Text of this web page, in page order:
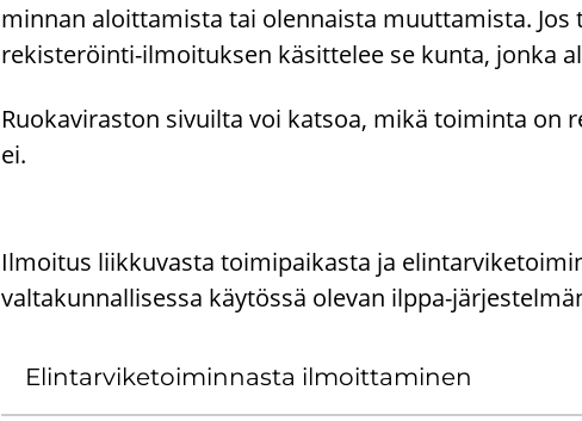
min­nan aloit­ta­mis­ta tai olen­nais­ta muut­ta­mis­ta.
rekisteröinti-​ilmoituksen kä­sit­te­lee se kunta, jonka
Ruo­ka­vi­ras­ton si­vuil­ta voi kat­soa, mikä toi­min­ta on
ei.
Ilmoitus liikkuvasta toimipaikasta ja
valtakunnallisessa käytössä olevan ilppa-
Elin­tar­vi­ke­toi­min­nas­ta il­moit­ta­mi­nen